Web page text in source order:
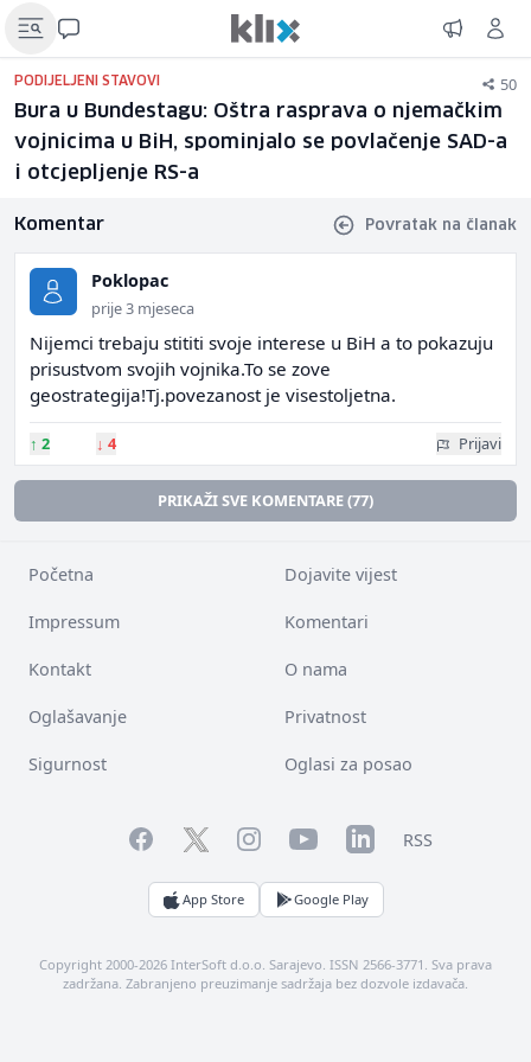
PODIJELJENI STAVOVI 50
Bura u Bundestagu: Oštra rasprava o njemačkim
vojnicima u BiH, spominjalo se povlačenje SAD-a
i otcjepljenje RS-a
Komentar Povratak na članak
Poklopac
prije 3 mjeseca
Nijemci trebaju stititi svoje interese u BiH a to pokazuju
prisustvom svojih vojnika.To se zove
geostrategija!Tj.povezanost je visestoljetna.
↑ 2 ↓ 4 Prijavi
PRIKAŽI SVE KOMENTARE (77)
Početna Dojavite vijest
Impressum Komentari
Kontakt O nama
Oglašavanje Privatnost
Sigurnost Oglasi za posao
FacebookTwitterInstagramYouTubeLinkedInRSS
App Store Google Play
Copyright 2000-2026 InterSoft d.o.o. Sarajevo. ISSN 2566-3771. Sva prava
zadržana. Zabranjeno preuzimanje sadržaja bez dozvole izdavača.